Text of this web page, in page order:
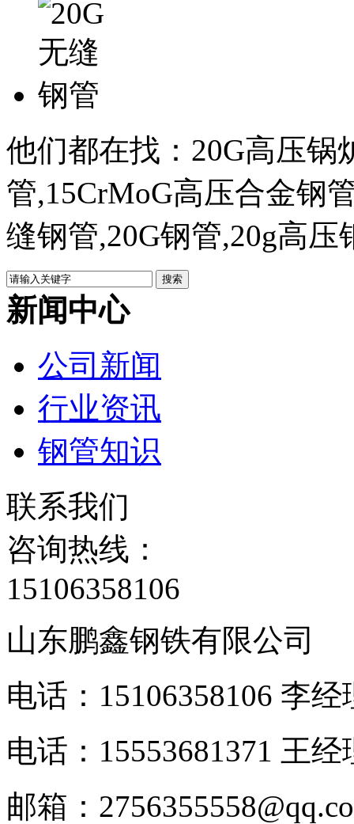
他们都在找：20G高压锅
管,15CrMoG高压合金钢
缝钢管,20G钢管,20g高压
新闻中心
公司新闻
行业资讯
钢管知识
联系我们
咨询热线：
15106358106
山东鹏鑫钢铁有限公司
电话：15106358106 李
电话：15553681371 王经
邮箱：